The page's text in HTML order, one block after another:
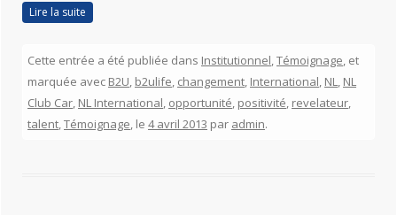
Lire la suite
Cette entrée a été publiée dans Institutionnel,Témoignage, et
marquée avec B2U, b2ulife, changement, International, NL, NL
Club Car, NL International, opportunité, positivité, revelateur,
talent,Témoignage, le 4 avril 2013 par admin.